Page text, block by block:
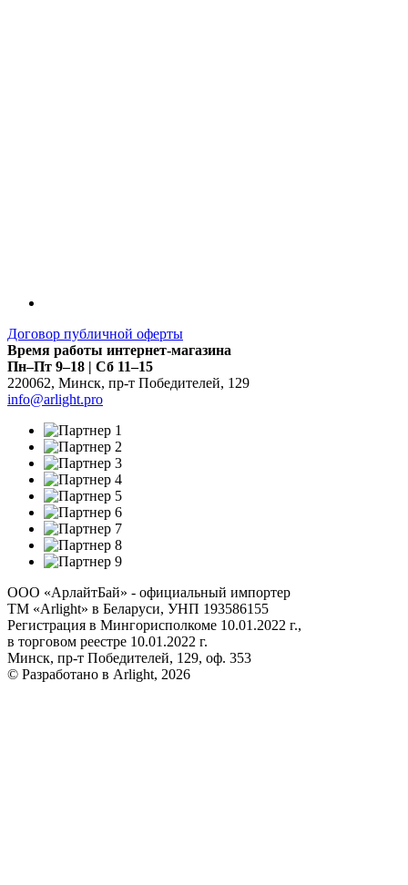
Договор публичной оферты
Время работы интернет-магазина
Пн–Пт 9–18 | Сб 11–15
220062, Минск, пр-т Победителей, 129
info@arlight.pro
ООО «АрлайтБай» - официальный импортер
ТМ «Arlight» в Беларуси, УНП 193586155
Регистрация в Мингорисполкоме 10.01.2022 г.,
в торговом реестре 10.01.2022 г.
Минск, пр-т Победителей, 129, оф. 353
© Разработано в Arlight, 2026